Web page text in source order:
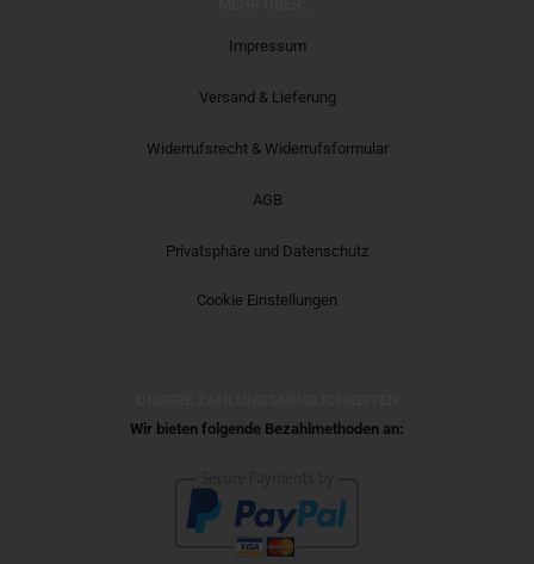
Impressum
Versand & Lieferung
Widerrufsrecht & Widerrufsformular
AGB
Privatsphäre und Datenschutz
Cookie Einstellungen
Wir bieten folgende Bezahlmethoden an: